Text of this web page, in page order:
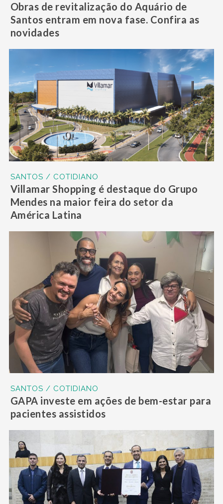
Obras de revitalização do Aquário de
Santos entram em nova fase. Confira as
novidades
SANTOS / COTIDIANO
Villamar Shopping é destaque do Grupo
Mendes na maior feira do setor da
América Latina
SANTOS / COTIDIANO
GAPA investe em ações de bem-estar para
pacientes assistidos